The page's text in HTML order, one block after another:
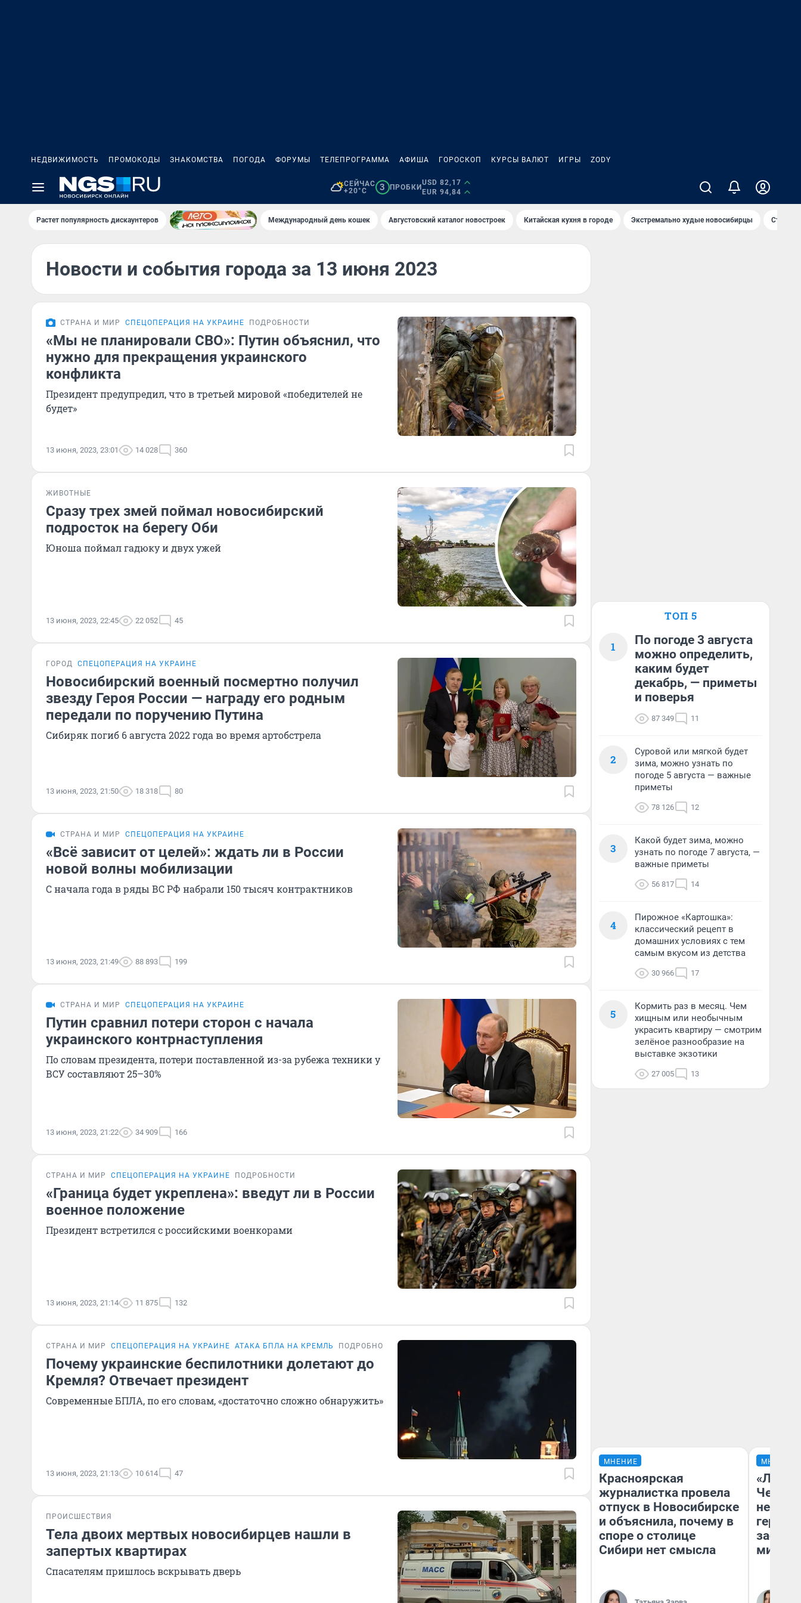
НЕДВИЖИМОСТЬ ПРОМОКОДЫ ЗНАКОМСТВА ПОГОДА ФОРУМЫ ТЕЛЕПРОГРАММА АФИША ГОРОСКОП КУРСЫ ВАЛЮТ ИГРЫ ZODY
СЕЙЧАС
+20°C
3 ПРОБКИ
USD 82,17
EUR 94,84
Растет популярность дискаунтеров Международный день кошек Августовский каталог новостроек Китайская кухня в городе Экстремально худые новосибирцы Старт
Новости и события города за 13 июня 2023
СТРАНА И МИР СПЕЦОПЕРАЦИЯ НА УКРАИНЕ ПОДРОБНОСТИ
«Мы не планировали СВО»: Путин объяснил, что
нужно для прекращения украинского
конфликта
Президент предупредил, что в третьей мировой «победителей не
будет»
13 июня, 2023, 23:01 14 028 360
ЖИВОТНЫЕ
Сразу трех змей поймал новосибирский
подросток на берегу Оби
Юноша поймал гадюку и двух ужей
13 июня, 2023, 22:45 22 052 45
ГОРОД СПЕЦОПЕРАЦИЯ НА УКРАИНЕ
Новосибирский военный посмертно получил
звезду Героя России — награду его родным
передали по поручению Путина
Сибиряк погиб 6 августа 2022 года во время артобстрела
13 июня, 2023, 21:50 18 318 80
СТРАНА И МИР СПЕЦОПЕРАЦИЯ НА УКРАИНЕ
«Всё зависит от целей»: ждать ли в России
новой волны мобилизации
С начала года в ряды ВС РФ набрали 150 тысяч контрактников
13 июня, 2023, 21:49 88 893 199
СТРАНА И МИР СПЕЦОПЕРАЦИЯ НА УКРАИНЕ
Путин сравнил потери сторон с начала
украинского контрнаступления
По словам президента, потери поставленной из-за рубежа техники у
ВСУ составляют 25–30%
13 июня, 2023, 21:22 34 909 166
СТРАНА И МИР СПЕЦОПЕРАЦИЯ НА УКРАИНЕ ПОДРОБНОСТИ
«Граница будет укреплена»: введут ли в России
военное положение
Президент встретился с российскими военкорами
13 июня, 2023, 21:14 11 875 132
СТРАНА И МИР СПЕЦОПЕРАЦИЯ НА УКРАИНЕ АТАКА БПЛА НА КРЕМЛЬ ПОДРОБНОСТИ
Почему украинские беспилотники долетают до
Кремля? Отвечает президент
Современные БПЛА, по его словам, «достаточно сложно обнаружить»
13 июня, 2023, 21:13 10 614 47
ПРОИСШЕСТВИЯ
Тела двоих мертвых новосибирцев нашли в
запертых квартирах
Спасателям пришлось вскрывать дверь
ТОП 5
1
По погоде 3 августа
можно определить,
каким будет
декабрь, — приметы
и поверья
87 349 11
2
Суровой или мягкой будет
зима, можно узнать по
погоде 5 августа — важные
приметы
78 126 12
3
Какой будет зима, можно
узнать по погоде 7 августа, —
важные приметы
56 817 14
4
Пирожное «Картошка»:
классический рецепт в
домашних условиях с тем
самым вкусом из детства
30 966 17
5
Кормить раз в месяц. Чем
хищным или необычным
украсить квартиру — смотрим
зелёное разнообразие на
выставке экзотики
27 005 13
МНЕНИЕ
Красноярская
журналистка провела
отпуск в Новосибирске
и объяснила, почему в
споре о столице
Сибири нет смысла
МНЕНИЕ
«Люди
Чем
герои